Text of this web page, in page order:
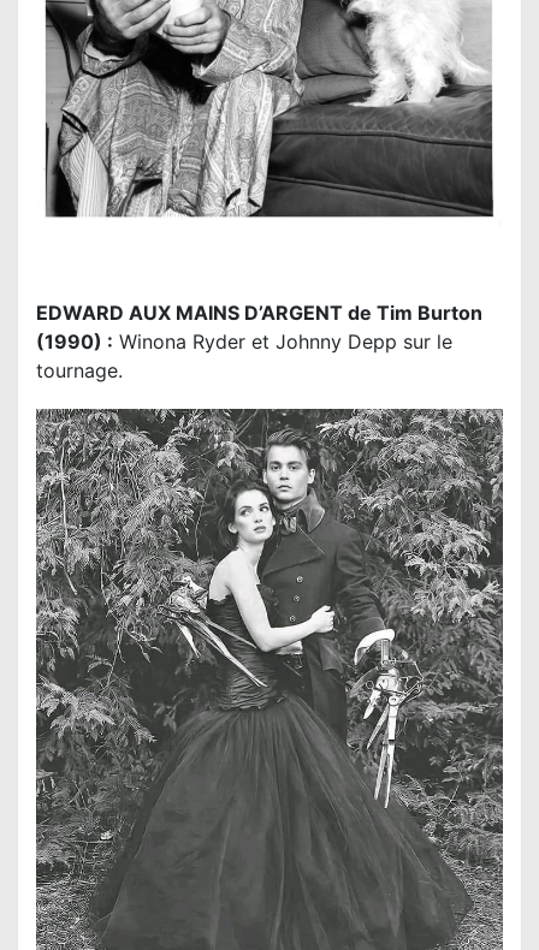
EDWARD AUX MAINS D’ARGENT de Tim Burton
(1990) : Winona Ryder et Johnny Depp sur le
tournage.